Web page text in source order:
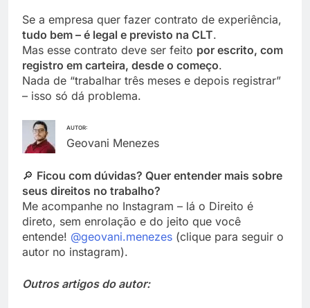
Se a empresa quer fazer contrato de experiência,
tudo bem – é legal e previsto na CLT.
Mas esse contrato deve ser feito por escrito, com
registro em carteira, desde o começo.
Nada de “trabalhar três meses e depois registrar”
– isso só dá problema.
AUTOR:
Geovani Menezes
🔎 Ficou com dúvidas? Quer entender mais sobre
seus direitos no trabalho?
Me acompanhe no Instagram – lá o Direito é
direto, sem enrolação e do jeito que você
entende! @geovani.menezes (clique para seguir o
autor no instagram).
Outros artigos do autor: